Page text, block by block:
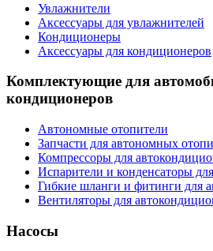
Увлажнители
Аксессуары для увлажнителей
Кондиционеры
Аксессуары для кондиционеров
Комплектующие для
кондиционеров
Автономные отопители
Запчасти для автономных
Компрессоры для
Испарители и конденсаторы
Гибкие шланги и фитинги для
Вентиляторы для
Насосы